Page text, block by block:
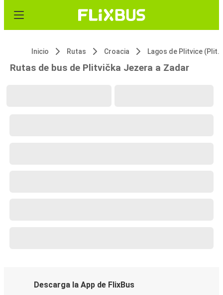
Inicio Rutas Croacia Lagos de Plitvice (Plitvička Jezera)
Rutas de bus de Plitvička Jezera a Zadar
Descarga la App de FlixBus